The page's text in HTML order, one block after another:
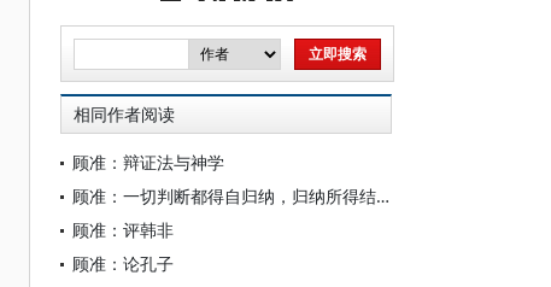
相同作者阅读
顾准：辩证法与神学
顾准：一切判断都得自归纳，归纳所得结论都是相对的
顾准：评韩非
顾准：论孔子